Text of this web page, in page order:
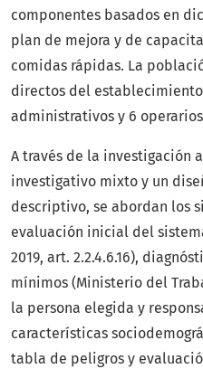
componentes basados en
plan de mejora y de
comidas rápidas. La
directos del
administrativos y 6
A través de la investigación
investigativo mixto y un
descriptivo, se abordan los
evaluación inicial del
2019, art. 2.2.4.6.16),
mínimos (Ministerio del
la persona elegida y
características
tabla de peligros y